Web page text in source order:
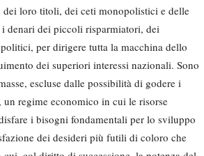
loro titoli, dei ceti monopolistici e delle
denari dei piccoli risparmiatori, dei
per dirigere tutta la macchina dello
dei superiori interessi nazionali. Sono
escluse dalle possibilità di godere i
regime economico in cui le risorse
i bisogni fondamentali per lo sviluppo
dei desideri più futili di coloro che